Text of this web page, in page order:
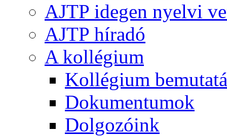
AJTP idegen nyelvi
AJTP híradó
A kollégium
Kollégium
Dokumentumok
Dolgozóink